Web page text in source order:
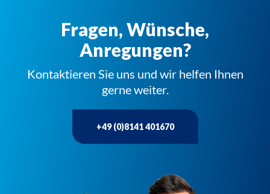
Fragen, Wünsche,
Anregungen?
Kontaktieren Sie uns und wir helfen Ihnen
gerne weiter.
+49 (0)8141 401670